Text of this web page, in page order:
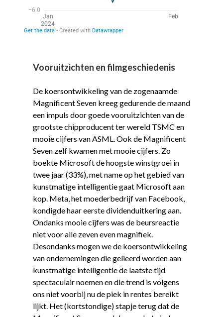
Vooruitzichten en filmgeschiedenis
De koersontwikkeling van de zogenaamde
Magnificent Seven kreeg gedurende de maand
een impuls door goede vooruitzichten van de
grootste chipproducent ter wereld TSMC en
mooie cijfers van ASML. Ook de Magnificent
Seven zelf kwamen met mooie cijfers. Zo
boekte Microsoft de hoogste winstgroei in
twee jaar (33%), met name op het gebied van
kunstmatige intelligentie gaat Microsoft aan
kop. Meta, het moederbedrijf van Facebook,
kondigde haar eerste dividenduitkering aan.
Ondanks mooie cijfers was de beursreactie
niet voor alle zeven even magnifiek.
Desondanks mogen we de koersontwikkeling
van ondernemingen die gelieerd worden aan
kunstmatige intelligentie de laatste tijd
spectaculair noemen en die trend is volgens
ons niet voorbij nu de piek in rentes bereikt
lijkt. Het (kortstondige) stapje terug dat de